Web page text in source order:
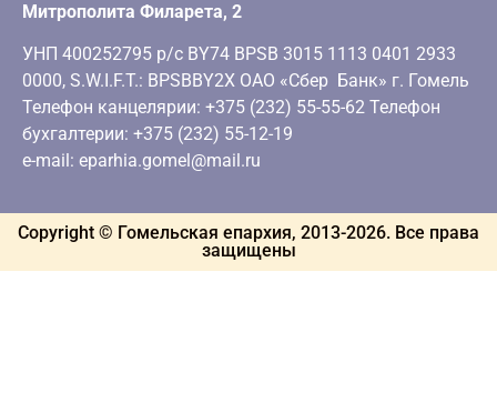
Митрополита Филарета, 2
УНП 400252795 р/с BY74 BPSB 3015 1113 0401 2933
0000, S.W.I.F.T.: BPSBBY2X ОАО «Сбер Банк» г. Гомель
Телефон канцелярии: +375 (232) 55-55-62 Телефон
бухгалтерии: +375 (232) 55-12-19
e-mail: eparhia.gomel@mail.ru
Copyright © Гомельская епархия, 2013-2026. Все права
защищены